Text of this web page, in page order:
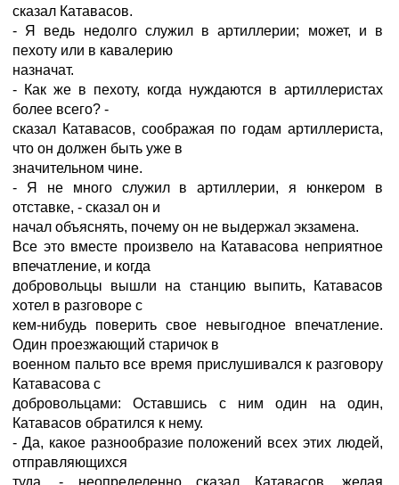
сказал Катавасов.
- Я ведь недолго служил в артиллерии; может, и в
пехоту или в кавалерию
назначат.
- Как же в пехоту, когда нуждаются в артиллеристах
более всего? -
сказал Катавасов, соображая по годам артиллериста,
что он должен быть уже в
значительном чине.
- Я не много служил в артиллерии, я юнкером в
отставке, - сказал он и
начал объяснять, почему он не выдержал экзамена.
Все это вместе произвело на Катавасова неприятное
впечатление, и когда
добровольцы вышли на станцию выпить, Катавасов
хотел в разговоре с
кем-нибудь поверить свое невыгодное впечатление.
Один проезжающий старичок в
военном пальто все время прислушивался к разговору
Катавасова с
добровольцами: Оставшись с ним один на один,
Катавасов обратился к нему.
- Да, какое разнообразие положений всех этих людей,
отправляющихся
туда, - неопределенно сказал Катавасов, желая